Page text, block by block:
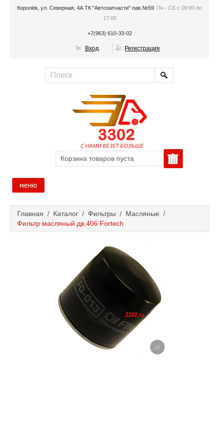
Королёв, ул. Северная, 4А ТК "Автозапчасти" пав.№59 Пн - СБ с 09:00 до
17:00
+7(963) 610-33-02
Вход Регистрация
Корзина товаров пуста
меню
Каталог
Покупка и оплата
Главная / Каталог / Фильтры / Масляные /
Фильтр масляный дв.406 Fortech